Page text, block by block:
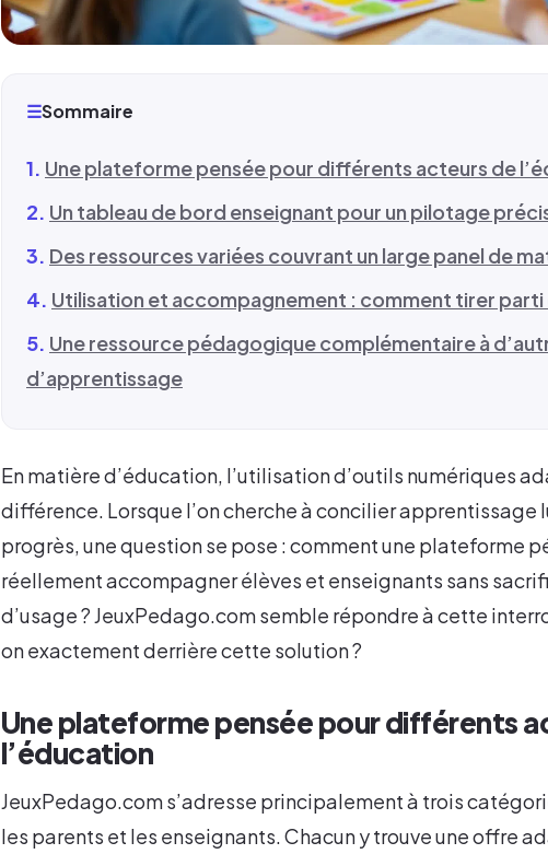
☰Sommaire
Une plateforme pensée pour différents acteurs de
Un tableau de bord enseignant pour un pilotage
Des ressources variées couvrant un large panel de
Utilisation et accompagnement : comment tirer parti
Une ressource pédagogique complémentaire à
d’apprentissage
En matière d’éducation, l’utilisation d’outils numériques
différence. Lorsque l’on cherche à concilier apprentissage
progrès, une question se pose : comment une plateforme
réellement accompagner élèves et enseignants sans
d’usage ? JeuxPedago.com semble répondre à cette
on exactement derrière cette solution ?
Une plateforme pensée pour différents
l’éducation
JeuxPedago.com s’adresse principalement à trois
les parents et les enseignants. Chacun y trouve une offre